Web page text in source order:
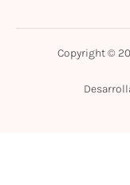
Copyright ©